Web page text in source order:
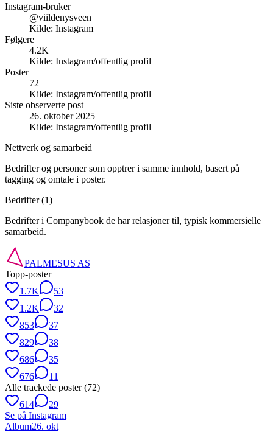
Instagram-bruker
@viildenysveen
Kilde: Instagram
Følgere
4.2K
Kilde: Instagram/offentlig profil
Poster
72
Kilde: Instagram/offentlig profil
Siste observerte post
26. oktober 2025
Kilde: Instagram/offentlig profil
Nettverk og samarbeid
Bedrifter og personer som opptrer i samme innhold, basert på
tagging og omtale i poster.
Bedrifter (1)
Bedrifter i Companybook de har relasjoner til, typisk kommersielle
samarbeid.
PALMESUS AS
Topp-poster
1.7K
53
1.2K
32
853
37
829
38
686
35
676
11
Alle trackede poster (72)
614
29
Se på Instagram
Album26. okt